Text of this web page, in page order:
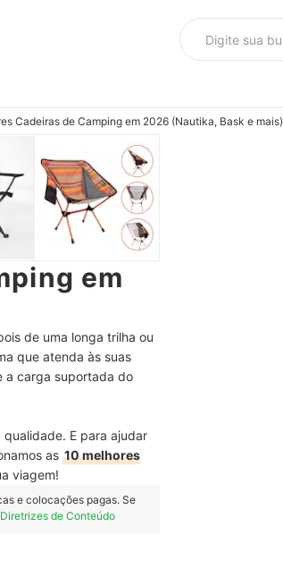
Cadeiras de Camping em 2026 (Nautika, Bask e mais)
em
de uma longa trilha ou
que atenda às suas
a carga suportada do
E para ajudar
as 10 melhores
viagem!
e colocações pagas. Se
Diretrizes de Conteúdo